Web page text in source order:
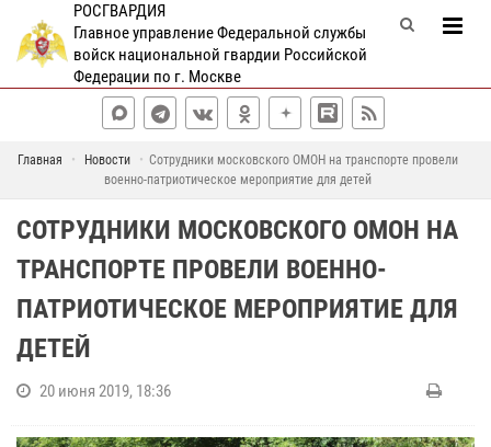
РОСГВАРДИЯ
Главное управление Федеральной службы
войск национальной гвардии Российской
Федерации по г. Москве
Главная Новости
Сотрудники московского ОМОН на транспорте провели
военно-патриотическое мероприятие для детей
СОТРУДНИКИ МОСКОВСКОГО ОМОН НА
ТРАНСПОРТЕ ПРОВЕЛИ ВОЕННО-
ПАТРИОТИЧЕСКОЕ МЕРОПРИЯТИЕ ДЛЯ
ДЕТЕЙ
20 июня 2019, 18:36